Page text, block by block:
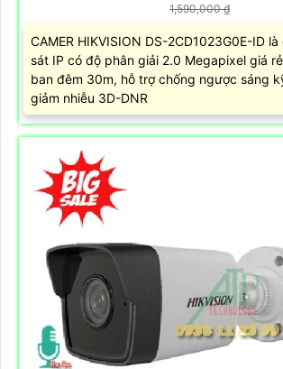
1,590,000 ₫
CAMER HIKVISION DS-2CD1023G0E-ID
sát IP có độ phân giải 2.0 Megapixel giá
ban đêm 30m, hỗ trợ chống ngược sáng
giảm nhiễu 3D-DNR